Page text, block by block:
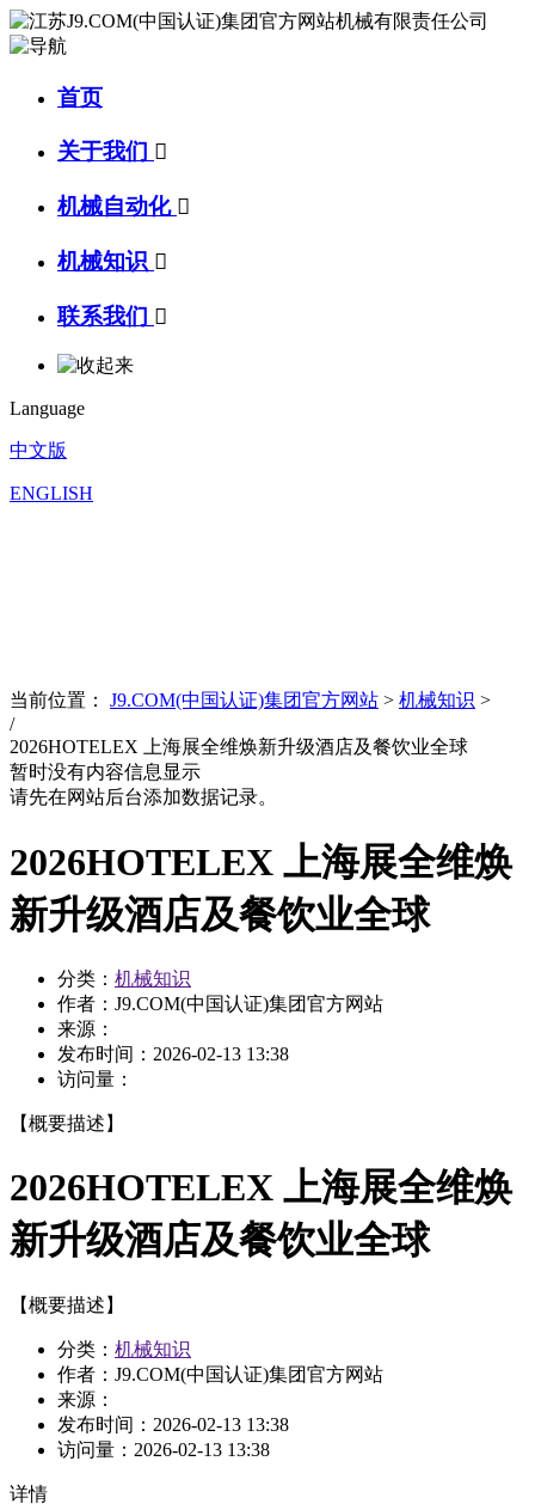
首页
关于我们 
机械自动化 
机械知识 
联系我们 
Language
中文版
ENGLISH
当前位置： J9.COM(中国认证)集团官方网站 > 机械知识 >
/
2026HOTELEX 上海展全维焕新升级酒店及餐饮业全球
暂时没有内容信息显示
请先在网站后台添加数据记录。
2026HOTELEX 上海展全维焕
新升级酒店及餐饮业全球
分类： 机械知识
作者：J9.COM(中国认证)集团官方网站
来源：
发布时间： 2026-02-13 13:38
访问量：
【概要描述】
2026HOTELEX 上海展全维焕
新升级酒店及餐饮业全球
【概要描述】
分类： 机械知识
作者：J9.COM(中国认证)集团官方网站
来源：
发布时间： 2026-02-13 13:38
访问量： 2026-02-13 13:38
详情